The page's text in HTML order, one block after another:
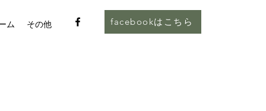
ム その他 facebookはこちら